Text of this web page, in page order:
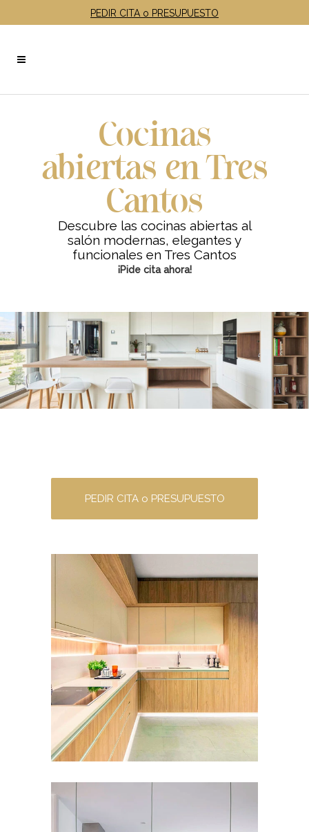
PEDIR CITA o PRESUPUESTO
Cocinas
abiertas en Tres
Cantos
Descubre las cocinas abiertas al
salón modernas, elegantes y
funcionales en Tres Cantos
¡Pide cita ahora!
PEDIR CITA o PRESUPUESTO